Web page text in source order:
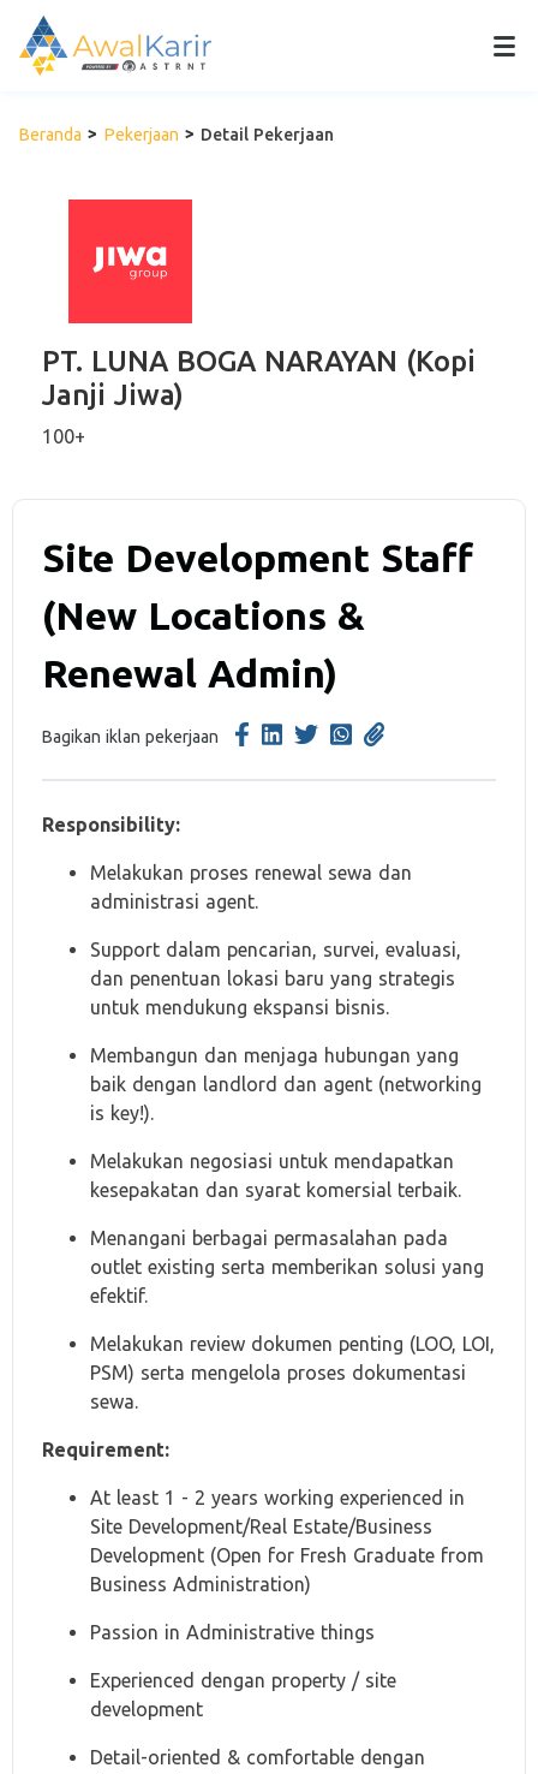
Beranda Pekerjaan Detail Pekerjaan
PT. LUNA BOGA NARAYAN (Kopi
Janji Jiwa)
100+
Site Development Staff
(New Locations &
Renewal Admin)
Bagikan iklan pekerjaan
Responsibility:
Melakukan proses renewal sewa dan
administrasi agent.
Support dalam pencarian, survei, evaluasi,
dan penentuan lokasi baru yang strategis
untuk mendukung ekspansi bisnis.
Membangun dan menjaga hubungan yang
baik dengan landlord dan agent (networking
is key!).
Melakukan negosiasi untuk mendapatkan
kesepakatan dan syarat komersial terbaik.
Menangani berbagai permasalahan pada
outlet existing serta memberikan solusi yang
efektif.
Melakukan review dokumen penting (LOO, LOI,
PSM) serta mengelola proses dokumentasi
sewa.
Requirement:
At least 1 - 2 years working experienced in
Site Development/Real Estate/Business
Development (Open for Fresh Graduate from
Business Administration)
Passion in Administrative things
Experienced dengan property / site
development
Detail-oriented & comfortable dengan